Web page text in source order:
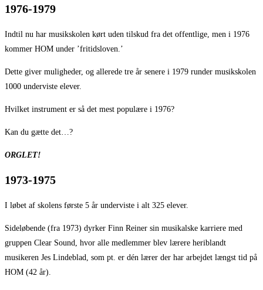
1976-1979
Indtil nu har musikskolen kørt uden tilskud fra det offentlige, men i 1976
kommer HOM under ’fritidsloven.’
Dette giver muligheder, og allerede tre år senere i 1979 runder musikskolen
1000 underviste elever.
Hvilket instrument er så det mest populære i 1976?
Kan du gætte det…?
ORGLET!
1973-1975
I løbet af skolens første 5 år underviste i alt 325 elever.
Sideløbende (fra 1973) dyrker Finn Reiner sin musikalske karriere med
gruppen Clear Sound, hvor alle medlemmer blev lærere heriblandt
musikeren Jes Lindeblad, som pt. er dén lærer der har arbejdet længst tid på
HOM (42 år).